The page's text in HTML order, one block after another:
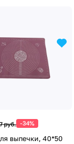
7 руб. -34%
выпечки, 40*50